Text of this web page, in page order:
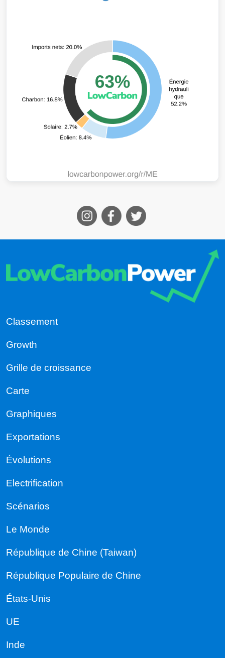
Classement
Growth
Grille de croissance
Carte
Graphiques
Exportations
Évolutions
Electrification
Scénarios
Le Monde
République de Chine (Taiwan)
République Populaire de Chine
États-Unis
UE
Inde